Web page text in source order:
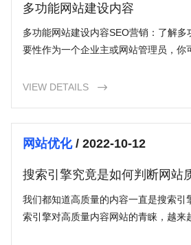
多功能网站建设内容
多功能网站建设内容SEO营销：了解
要性作为一个企业主或网站管理员，你
VIEW DETAILS 
网站优化/ 2022-10-12
搜索引擎究竟是如何判断网站
我们都知道高质量的内容一直是搜索引
索引擎对高质量内容网站的青睐，越来